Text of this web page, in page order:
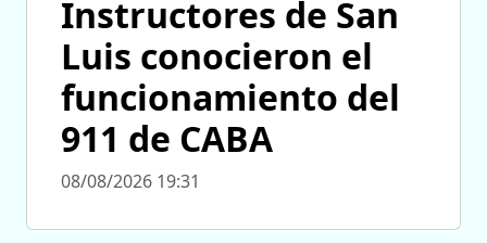
Instructores de San
Luis conocieron el
funcionamiento del
911 de CABA
08/08/2026 19:31